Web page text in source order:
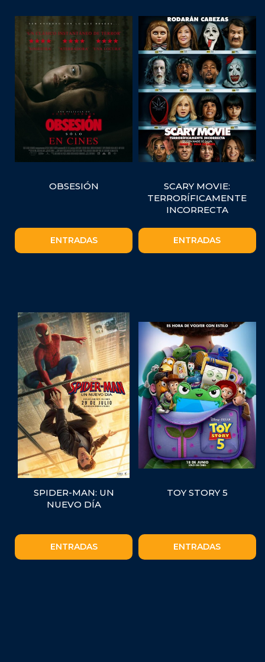
OBSESIÓN
ENTRADAS
SCARY MOVIE:
TERRORÍFICAMENTE
INCORRECTA
ENTRADAS
SPIDER-MAN: UN
NUEVO DÍA
ENTRADAS
TOY STORY 5
ENTRADAS